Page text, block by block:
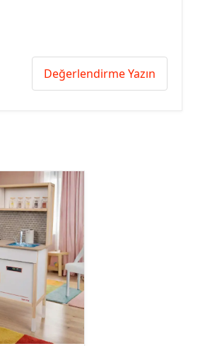
Değerlendirme Yazın